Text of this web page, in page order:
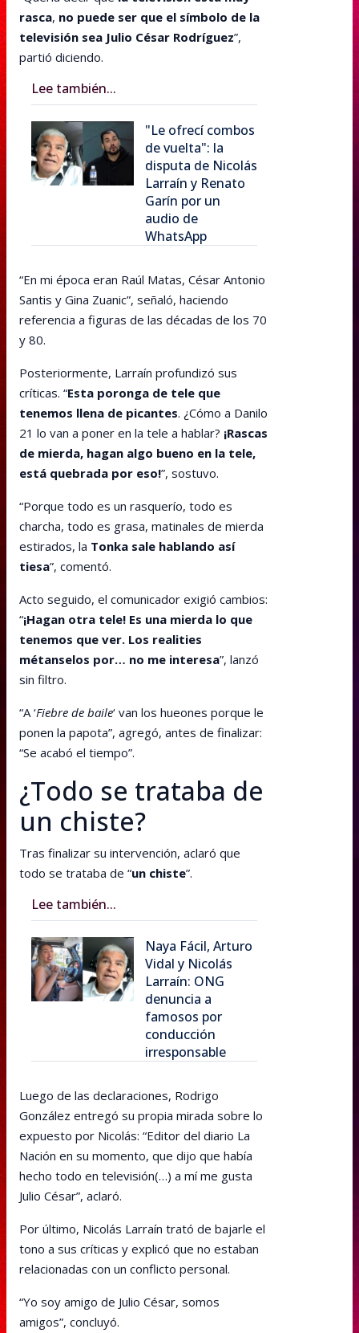
rasca, no puede ser que el símbolo de la
televisión sea Julio César Rodríguez”,
partió diciendo.
Lee también...
"Le ofrecí combos
de vuelta": la
disputa de Nicolás
Larraín y Renato
Garín por un
audio de
WhatsApp
“En mi época eran Raúl Matas, César Antonio
Santis y Gina Zuanic”, señaló, haciendo
referencia a figuras de las décadas de los 70
y 80.
Posteriormente, Larraín profundizó sus
críticas. “Esta poronga de tele que
tenemos llena de picantes. ¿Cómo a Danilo
21 lo van a poner en la tele a hablar? ¡Rascas
de mierda, hagan algo bueno en la tele,
está quebrada por eso!”, sostuvo.
“Porque todo es un rasquerío, todo es
charcha, todo es grasa, matinales de mierda
estirados, la Tonka sale hablando así
tiesa”, comentó.
Acto seguido, el comunicador exigió cambios:
“¡Hagan otra tele! Es una mierda lo que
tenemos que ver. Los realities
métanselos por… no me interesa”, lanzó
sin filtro.
“A ‘Fiebre de baile‘ van los hueones porque le
ponen la papota”, agregó, antes de finalizar:
“Se acabó el tiempo”.
¿Todo se trataba de
un chiste?
Tras finalizar su intervención, aclaró que
todo se trataba de “un chiste”.
Lee también...
Naya Fácil, Arturo
Vidal y Nicolás
Larraín: ONG
denuncia a
famosos por
conducción
irresponsable
Luego de las declaraciones, Rodrigo
González entregó su propia mirada sobre lo
expuesto por Nicolás: “Editor del diario La
Nación en su momento, que dijo que había
hecho todo en televisión(…) a mí me gusta
Julio César”, aclaró.
Por último, Nicolás Larraín trató de bajarle el
tono a sus críticas y explicó que no estaban
relacionadas con un conflicto personal.
“Yo soy amigo de Julio César, somos
amigos”, concluyó.